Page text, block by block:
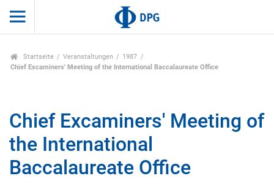
Startseite Veranstaltungen
1987
Chief Excaminers' Meeting of the International Baccalaureate Office
Chief Excaminers' Meeting of
the International
Baccalaureate Office